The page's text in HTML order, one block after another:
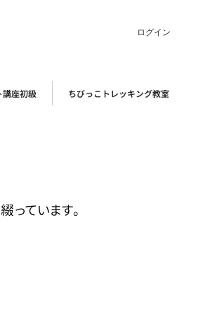
ログイン
講座初級 ちびっこトレッキング教室
ています。